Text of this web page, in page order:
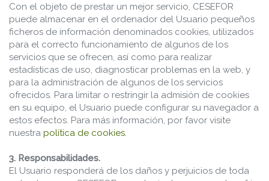
Con el objeto de prestar un mejor servicio, CESEFOR
puede almacenar en el ordenador del Usuario pequeños
ficheros de información denominados cookies, utilizados
para el correcto funcionamiento de algunos de los
servicios que se ofrecen, así como para realizar
estadísticas de uso, diagnosticar problemas en la web, y
para la administración de algunos de los servicios
ofrecidos. Para limitar o restringir la admisión de cookies
en su equipo, el Usuario puede configurar su navegador a
estos efectos. Para más información, por favor visite
nuestra política de cookies.
3. Responsabilidades.
El Usuario responderá de los daños y perjuicios de toda